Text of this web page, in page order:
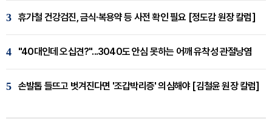
3 휴가철 건강검진, 금식·복용약 등 사전 확인 필요 [정도감 원장 칼럼]
4 "40대인데 오십견?"...3040도 안심 못하는 어깨 유착성 관절낭염
5 손발톱 들뜨고 벗겨진다면 '조갑박리증' 의심해야 [김철윤 원장 칼럼]